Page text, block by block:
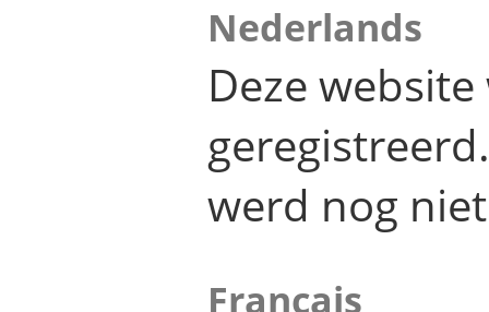
Nederlands
Deze
werd nog
Français